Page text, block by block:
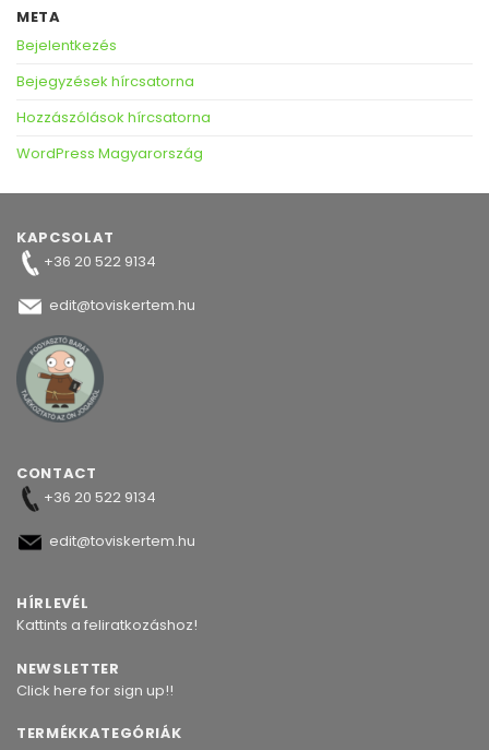
META
Bejelentkezés
Bejegyzések hírcsatorna
Hozzászólások hírcsatorna
WordPress Magyarország
KAPCSOLAT
+36 20 522 9134
edit@toviskertem.hu
CONTACT
+36 20 522 9134
edit@toviskertem.hu
HÍRLEVÉL
Kattints a feliratkozáshoz!
NEWSLETTER
Click here for sign up!!
TERMÉKKATEGÓRIÁK